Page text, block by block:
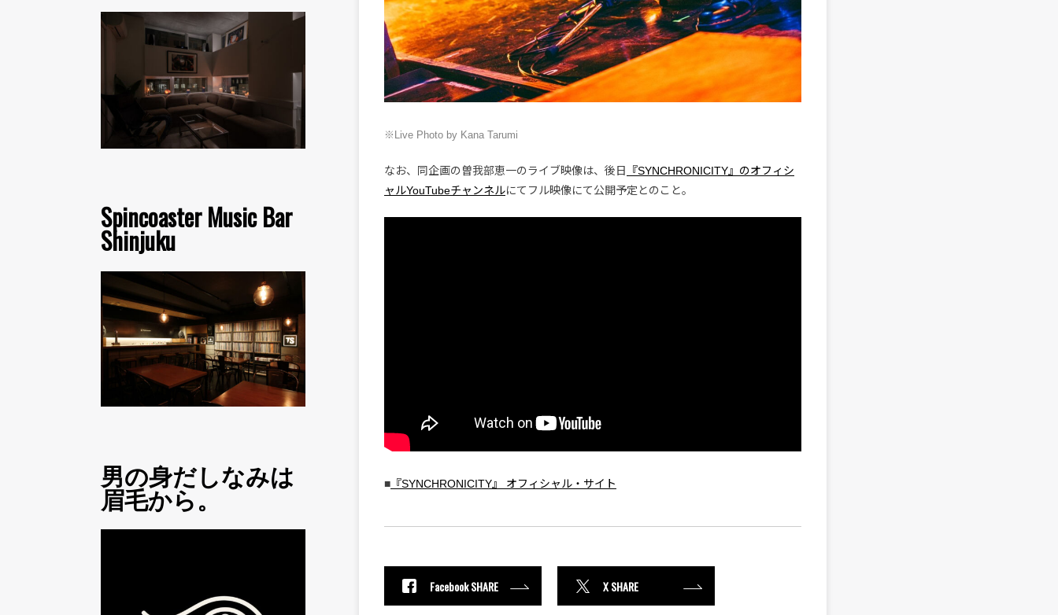
Spincoaster Music Bar
Shinjuku
男の身だしなみは
眉毛から。
※Live Photo by Kana Tarumi
なお、同企画の曽我部恵一のライブ映像は、後日
『SYNCHRONICITY』のオフィシ
ャルYouTubeチャンネルにてフル映像にて公開予定とのこと。
■ 『SYNCHRONICITY』 オフィシャル・サイト
Facebook SHARE X SHARE